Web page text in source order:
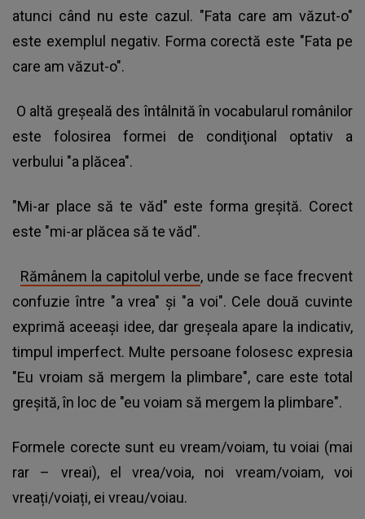
atunci când nu este cazul. "Fata care am văzut-o"
este exemplul negativ. Forma corectă este "Fata pe
care am văzut-o".
O altă greşeală des întâlnită în vocabularul românilor
este folosirea formei de condiţional optativ a
verbului "a plăcea".
"Mi-ar place să te văd" este forma greşită. Corect
este "mi-ar plăcea să te văd".
Rămânem la capitolul verbe, unde se face frecvent
confuzie între "a vrea" şi "a voi". Cele două cuvinte
exprimă aceeaşi idee, dar greşeala apare la indicativ,
timpul imperfect. Multe persoane folosesc expresia
"Eu vroiam să mergem la plimbare", care este total
greşită, în loc de "eu voiam să mergem la plimbare".
Formele corecte sunt eu vream/voiam, tu voiai (mai
rar – vreai), el vrea/voia, noi vream/voiam, voi
vreați/voiați, ei vreau/voiau.